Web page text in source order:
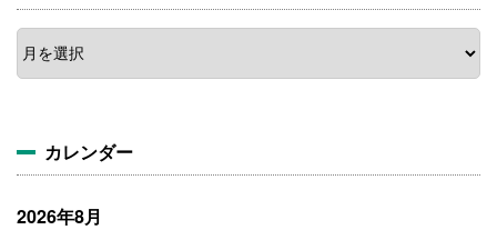
ア
ー
カ
カレンダー
2026年8月